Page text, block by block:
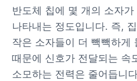
반도체 칩에 몇 개의 소자
나타내는 정도입니다. 즉,
작은 소자들이 더 빽빽하게
때문에 신호가 전달되는 속
소모하는 전력은 줄어듭니